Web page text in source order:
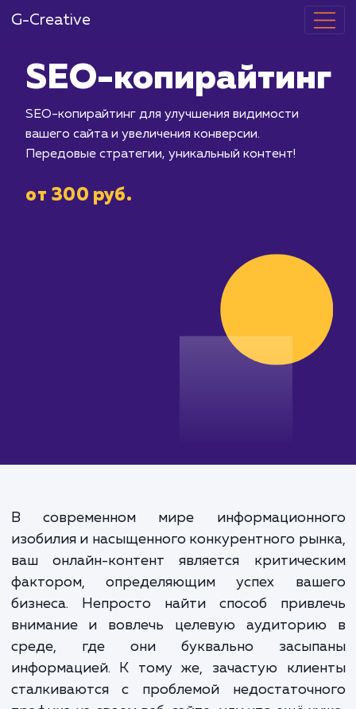
G-Creative
SEO-
SEO-копирайтинг для улучшения
вашего сайта и увеличения
В современном мире
изобилия и насыщенного конкурентного
ваш онлайн-контент является
фактором, определяющим успех
бизнеса. Непросто найти способ
внимание и вовлечь целевую